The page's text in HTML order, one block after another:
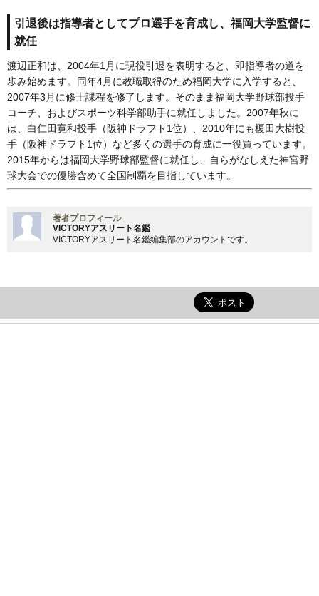
引退後は指導者としてプロ選手を育成し、福岡大学監督に
就任
渡辺正和は、2004年1月に現役引退を表明すると、即指導者の道を
歩み始めます。同年4月に教職取得のため福岡大学に入学すると、
2007年3月に修士課程を修了します。そのまま福岡大学野球部投手
コーチ、およびスポーツ科学部助手に就任しました。2007年秋に
は、白仁田寛和投手（阪神ドラフト1位）、2010年にも榎田大樹投
手（阪神ドラフト1位）など多くの選手の育成に一役買っています。
2015年からは福岡大学野球部監督に就任し、自らがなしえた神宮野
球大会での優勝含めて全国制覇を目指しています。
著者プロフィール
VICTORYアスリート名鑑
VICTORYアスリート名鑑編集部のアカウントです。